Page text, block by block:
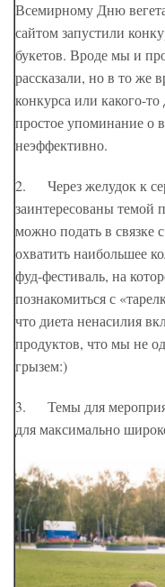
Всемирному Дню
сайтом запустили
букетов. Вроде мы и
рассказали, но в то же
конкурса или какого-
простое упоминание о
неэффективно.
2. Через желудок к
заинтересованы темой
можно подать в связке
охватить наибольшее
фуд-фестиваль, на
познакомиться с
что диета ненасилия
продуктов, что мы не
грызем:)
3. Темы для
для максимально